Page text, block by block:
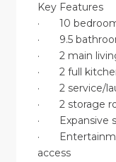
Key Features
· 10
· 9.5
· 2 main
· 2 full
· 2 service/
· 2 storage
· Expansive
·
access